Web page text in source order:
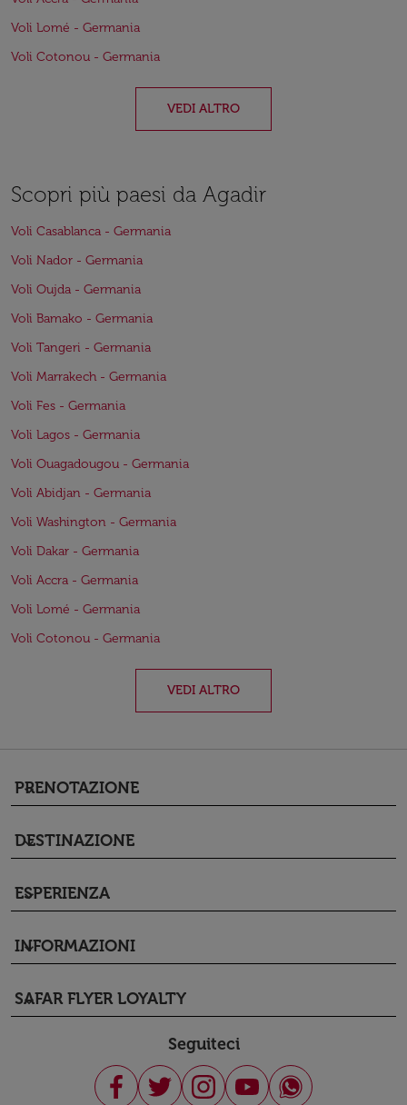
Voli Lomé - Germania
Voli Cotonou - Germania
VEDI ALTRO
Scopri più paesi da Agadir
Voli Casablanca - Germania
Voli Nador - Germania
Voli Oujda - Germania
Voli Bamako - Germania
Voli Tangeri - Germania
Voli Marrakech - Germania
Voli Fes - Germania
Voli Lagos - Germania
Voli Ouagadougou - Germania
Voli Abidjan - Germania
Voli Washington - Germania
Voli Dakar - Germania
Voli Accra - Germania
Voli Lomé - Germania
Voli Cotonou - Germania
VEDI ALTRO
PRENOTAZIONE
keyboard_arrow_down
DESTINAZIONE
keyboard_arrow_down
ESPERIENZA
keyboard_arrow_down
INFORMAZIONI
keyboard_arrow_down
SAFAR FLYER LOYALTY
keyboard_arrow_down
Seguiteci